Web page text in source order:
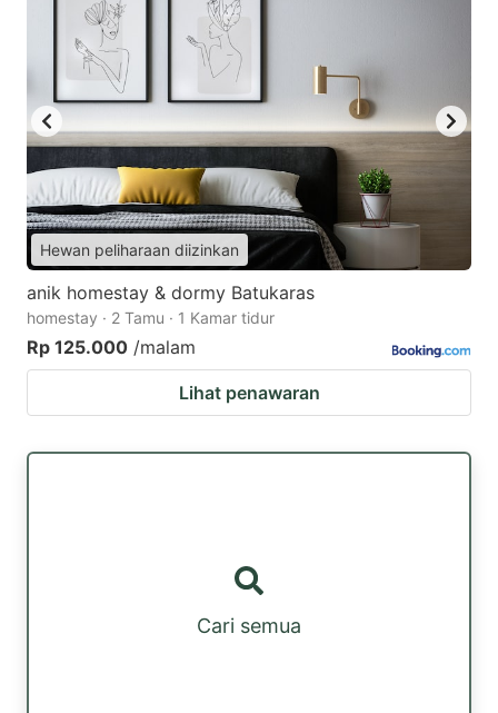
Hewan peliharaan diizinkan
anik homestay & dormy Batukaras
homestay · 2 Tamu · 1 Kamar tidur
Rp 125.000 /malam
Lihat penawaran
Cari semua